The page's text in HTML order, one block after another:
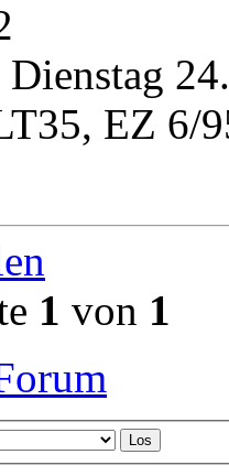
Dienstag
EZ 6/
1 von 1